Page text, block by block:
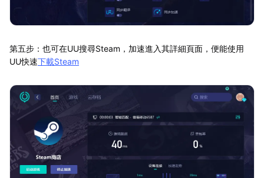
第五步：也可在UU搜尋Steam，加速進入其詳細頁面，便能使用
UU快速下載Steam